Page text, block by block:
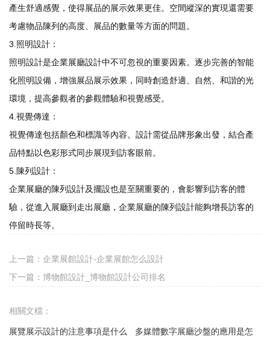
產生舒適感覺，使得展品的展示效果更佳。空間縱深的實現還需要
考慮物品陳列的高度、展品的數量等方面的問題。
3.照明設計：
照明設計是企業展廳設計中不可忽視的重要因素。逐步完善的智能
化照明設備，增強展品展示效果，同時創造舒適、自然、和諧的光
環境，提高參觀者的參觀體驗和視覺感受。
4.視覺傳達：
視覺傳達包括顏色和標識等內容。設計需從品牌形象出發，結合產
品特點以色彩形式同步展現到訪客眼前。
5.陳列設計：
企業展廳的陳列設計及擺設也是至關重要的，會影響到訪客的體
驗，從進入展廳到走出展廳，企業展廳的陳列設計能夠增長訪客的
停留時長等。
上一篇： 企業展館設計-企業展館怎么設計
下一篇： 博物館設計_博物館設計公司排名
相關文檔：
展覽展示設計的注意事項是什么 多媒體數字展廳沙盤的應用是怎